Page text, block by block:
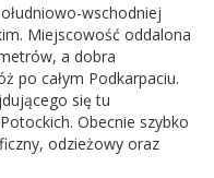
wschodniej
Miejscowość oddalona
a dobra
po całym Podkarpaciu.
się tu
Obecnie szybko
odzieżowy oraz